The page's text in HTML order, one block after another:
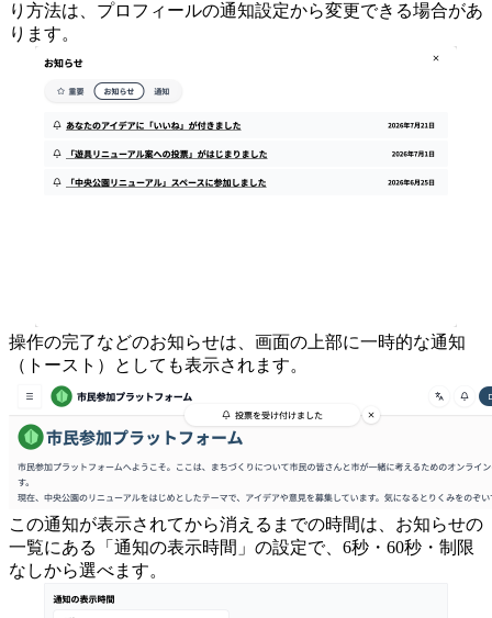
り方法は、プロフィールの通知設定から変更できる場合があ
ります。
操作の完了などのお知らせは、画面の上部に一時的な通知
（トースト）としても表示されます。
この通知が表示されてから消えるまでの時間は、お知らせの
一覧にある「通知の表示時間」の設定で、6秒・60秒・制限
なしから選べます。